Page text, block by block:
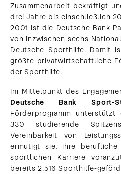
Zusammenarbeit bekräftigt
drei Jahre bis einschließlich
2001 ist die Deutsche Bank
von inzwischen sechs
Deutsche Sporthilfe. Damit
größte privatwirtschaftliche
der Sporthilfe.
Im Mittelpunkt des
Deutsche Bank Sport-
Förderprogramm
330 studierende
Vereinbarkeit von
ermutigt sie, ihre
sportlichen Karriere
bereits 2.516 Sporthilfe-